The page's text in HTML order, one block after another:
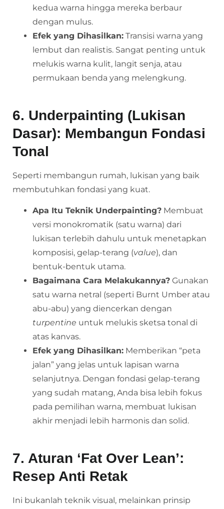
kedua warna hingga mereka berbaur
dengan mulus.
Efek yang Dihasilkan: Transisi warna yang
lembut dan realistis. Sangat penting untuk
melukis warna kulit, langit senja, atau
permukaan benda yang melengkung.
6. Underpainting (Lukisan
Dasar): Membangun Fondasi
Tonal
Seperti membangun rumah, lukisan yang baik
membutuhkan fondasi yang kuat.
Apa Itu Teknik Underpainting? Membuat
versi monokromatik (satu warna) dari
lukisan terlebih dahulu untuk menetapkan
komposisi, gelap-terang (value), dan
bentuk-bentuk utama.
Bagaimana Cara Melakukannya? Gunakan
satu warna netral (seperti Burnt Umber atau
abu-abu) yang diencerkan dengan
turpentine untuk melukis sketsa tonal di
atas kanvas.
Efek yang Dihasilkan: Memberikan “peta
jalan” yang jelas untuk lapisan warna
selanjutnya. Dengan fondasi gelap-terang
yang sudah matang, Anda bisa lebih fokus
pada pemilihan warna, membuat lukisan
akhir menjadi lebih harmonis dan solid.
7. Aturan ‘Fat Over Lean’:
Resep Anti Retak
Ini bukanlah teknik visual, melainkan prinsip